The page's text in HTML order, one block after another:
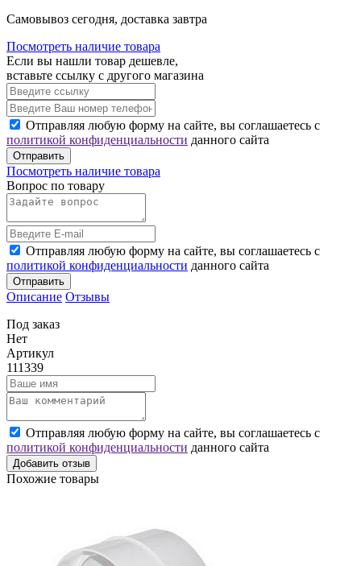
Cамовывоз сегодня, доставка завтра
Посмотреть наличие товара
Если вы нашли товар дешевле,
вставьте ссылку с другого магазина
Отправляя любую форму на сайте, вы соглашаетесь с
политикой конфиденциальности данного сайта
Отправить
Посмотреть наличие товара
Вопрос по товару
Отправляя любую форму на сайте, вы соглашаетесь с
политикой конфиденциальности данного сайта
Отправить
Описание Отзывы
Под заказ
Нет
Артикул
111339
Отправляя любую форму на сайте, вы соглашаетесь с
политикой конфиденциальности данного сайта
Добавить отзыв
Похожие товары